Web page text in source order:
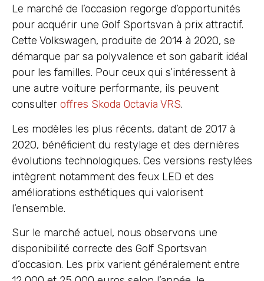
Le marché de l’occasion regorge d’opportunités
pour acquérir une Golf Sportsvan à prix attractif.
Cette Volkswagen, produite de 2014 à 2020, se
démarque par sa polyvalence et son gabarit idéal
pour les familles. Pour ceux qui s’intéressent à
une autre voiture performante, ils peuvent
consulter offres Skoda Octavia VRS.
Les modèles les plus récents, datant de 2017 à
2020, bénéficient du restylage et des dernières
évolutions technologiques. Ces versions restylées
intègrent notamment des feux LED et des
améliorations esthétiques qui valorisent
l’ensemble.
Sur le marché actuel, nous observons une
disponibilité correcte des Golf Sportsvan
d’occasion. Les prix varient généralement entre